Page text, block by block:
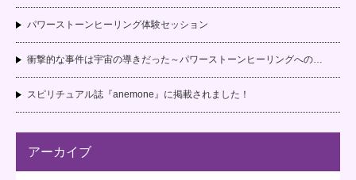
パワーストーンヒーリング体験セッション
衝撃的な事件は宇宙の導きだった～パワーストーンヒーリングへの…
スピリチュアル誌『anemone』に掲載されました！
アーカイブ